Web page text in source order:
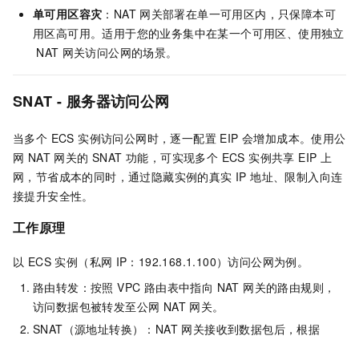
单可用区容灾 ：NAT 网关部署在单一可用区内，只保障本可
用区高可用。适用于您的业务集中在某一个可用区、使用独立
NAT 网关访问公网的场景。
SNAT - 服务器访问公网
当多个 ECS 实例访问公网时，逐一配置 EIP 会增加成本。使用公
网 NAT 网关的 SNAT 功能，可实现多个 ECS 实例共享 EIP 上
网，节省成本的同时，通过隐藏实例的真实 IP 地址、限制入向连
接提升安全性。
工作原理
以 ECS 实例（私网 IP：192.168.1.100）访问公网为例。
路由转发：按照 VPC 路由表中指向 NAT 网关的路由规则，
访问数据包被转发至公网 NAT 网关。
SNAT（源地址转换）：NAT 网关接收到数据包后，根据